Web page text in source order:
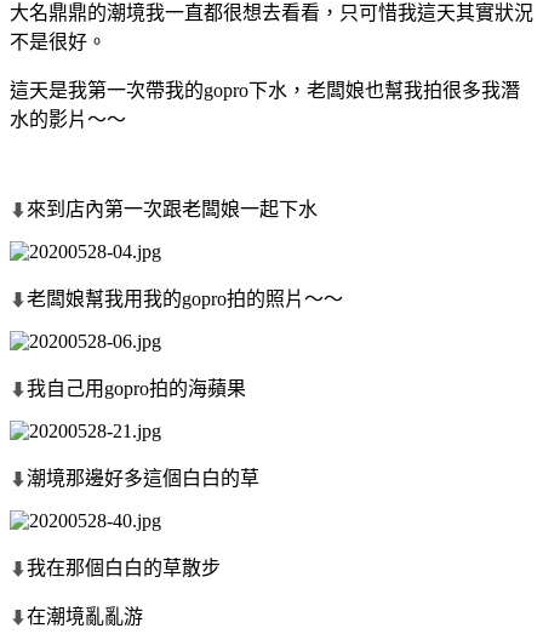
大名鼎鼎的潮境我一直都很想去看看，只可惜我這天其實狀況
不是很好。
這天是我第一次帶我的gopro下水，老闆娘也幫我拍很多我潛
水的影片～～
⬇來到店內第一次跟老闆娘一起下水
⬇老闆娘幫我用我的gopro拍的照片～～
⬇我自己用gopro拍的海蘋果
⬇潮境那邊好多這個白白的草
⬇我在那個白白的草散步
⬇在潮境亂亂游